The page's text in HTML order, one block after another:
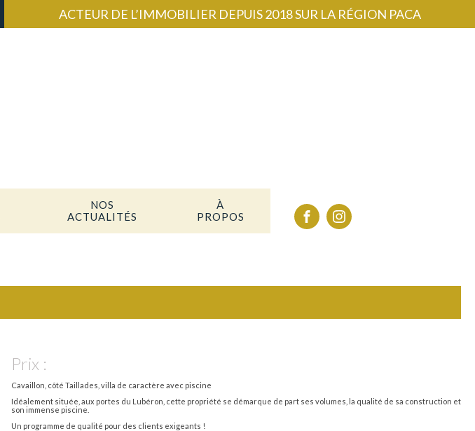
ACTEUR DE L’IMMOBILIER DEPUIS 2018 SUR LA RÉGION PACA
NOS
ACTUALITÉS
À
PROPOS
Prix :
Cavaillon, côté Taillades, villa de caractère avec piscine
Idéalement située, aux portes du Lubéron, cette propriété se démarque de part ses volumes, la qualité de sa construction et
son immense piscine.
Un programme de qualité pour des clients exigeants !